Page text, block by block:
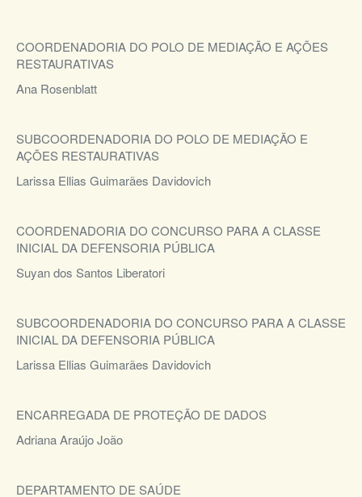
COORDENADORIA DO POLO DE MEDIAÇÃO E AÇÕES
RESTAURATIVAS
Ana Rosenblatt
SUBCOORDENADORIA DO POLO DE MEDIAÇÃO E
AÇÕES RESTAURATIVAS
Larissa Ellias Guimarães Davidovich
COORDENADORIA DO CONCURSO PARA A CLASSE
INICIAL DA DEFENSORIA PÚBLICA
Suyan dos Santos Liberatori
SUBCOORDENADORIA DO CONCURSO PARA A CLASSE
INICIAL DA DEFENSORIA PÚBLICA
Larissa Ellias Guimarães Davidovich
ENCARREGADA DE PROTEÇÃO DE DADOS
Adriana Araújo João
DEPARTAMENTO DE SAÚDE